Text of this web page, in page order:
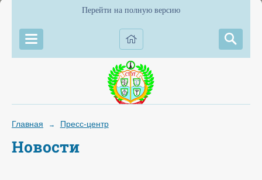
Перейти на полную версию
Главная → Пресс-центр
Новости